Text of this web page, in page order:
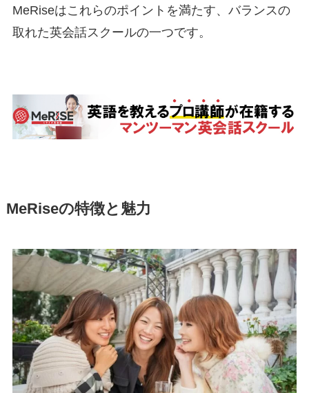
MeRiseはこれらのポイントを満たす、バランスの
取れた英会話スクールの一つです。
MeRiseの特徴と魅力